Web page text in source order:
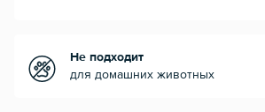
Не подходит
для домашних животных